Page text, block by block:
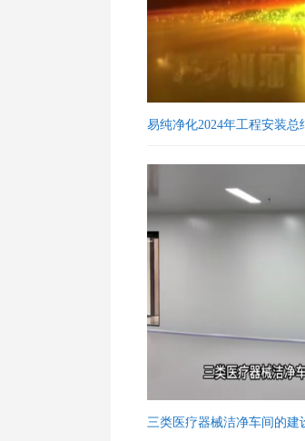
易纯净化2024年工程安装总
三类医疗器械洁净车间的